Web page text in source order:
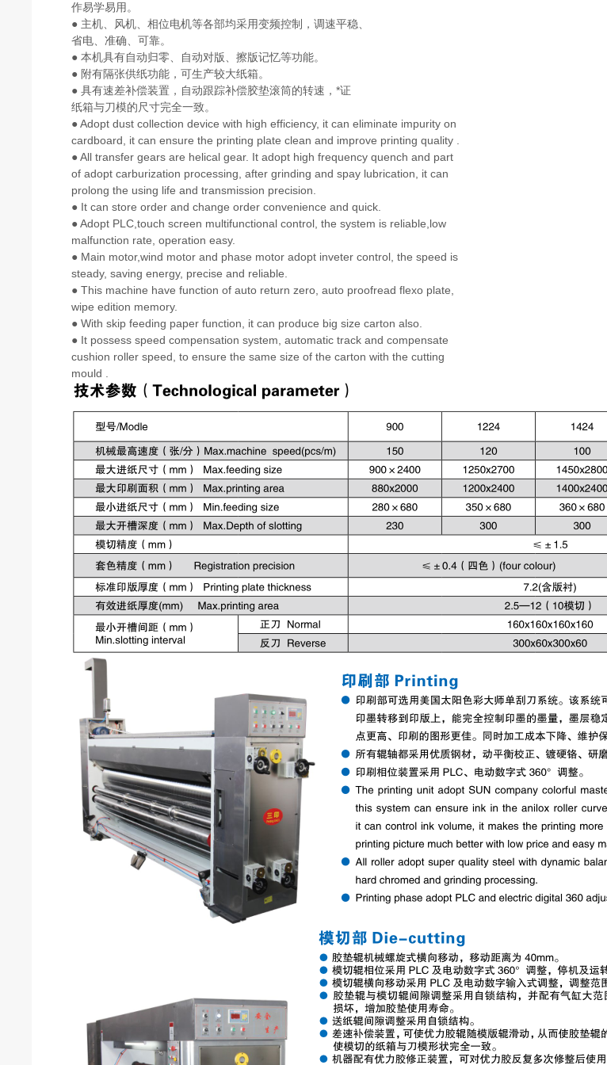
作易学易用。
● 主机、风机、相位电机等各部均采用变频控制，调速平稳、
省电、准确、可靠。
● 本机具有自动归零、自动对版、擦版记忆等功能。
● 附有隔张供纸功能，可生产较大纸箱。
● 具有速差补偿装置，自动跟踪补偿胶垫滚筒的转速，*证
纸箱与刀模的尺寸完全一致。
● Adopt dust collection device with high efficiency, it can eliminate impurity on
cardboard, it can ensure the printing plate clean and improve printing quality .
● All transfer gears are helical gear. It adopt high frequency quench and part
of adopt carburization processing, after grinding and spay lubrication, it can
prolong the using life and transmission precision.
● It can store order and change order convenience and quick.
● Adopt PLC,touch screen multifunctional control, the system is reliable,low
malfunction rate, operation easy.
● Main motor,wind motor and phase motor adopt inveter control, the speed is
steady, saving energy, precise and reliable.
● This machine have function of auto return zero, auto proofread flexo plate,
wipe edition memory.
● With skip feeding paper function, it can produce big size carton also.
● It possess speed compensation system, automatic track and compensate
cushion roller speed, to ensure the same size of the carton with the cutting
mould .